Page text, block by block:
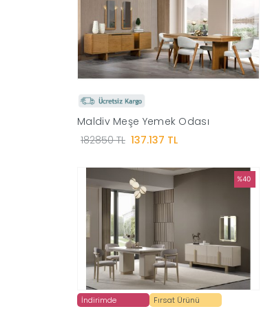
Maldiv Meşe Yemek Odası
182850 TL 137.137 TL
%40
İndirimde Fırsat Ürünü